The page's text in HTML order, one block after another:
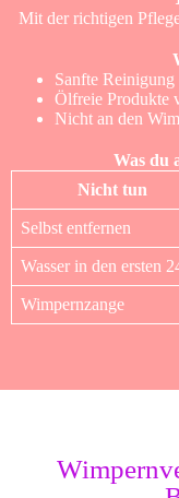
Mit der richtigen
Sanfte
Ölfreie Produkte
Nicht an den
Was du
Nicht tun
Selbst entfernen
Wasser in den ersten
Wimpernzange